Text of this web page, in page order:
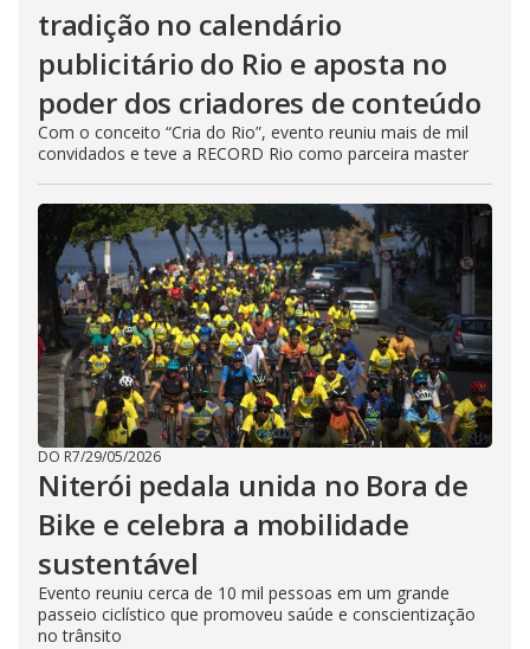
tradição no calendário
publicitário do Rio e aposta no
poder dos criadores de conteúdo
Com o conceito “Cria do Rio”, evento reuniu mais de mil
convidados e teve a RECORD Rio como parceira master
DO R7/29/05/2026
Niterói pedala unida no Bora de
Bike e celebra a mobilidade
sustentável
Evento reuniu cerca de 10 mil pessoas em um grande
passeio ciclístico que promoveu saúde e conscientização
no trânsito